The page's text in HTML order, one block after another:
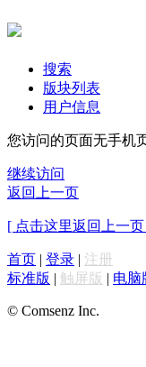
搜索
版块列表
用户信息
您访问的页面无手机
继续访问
返回上一页
[ 点击这里返回上一
首页 | 登录 | 注册
标准版 | 触屏版 | 电脑
© Comsenz Inc.